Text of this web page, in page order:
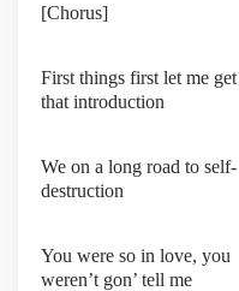
[Chorus]
First things first let me get
that introduction
We on a long road to self-
destruction
You were so in love, you
weren’t gon’ tell me